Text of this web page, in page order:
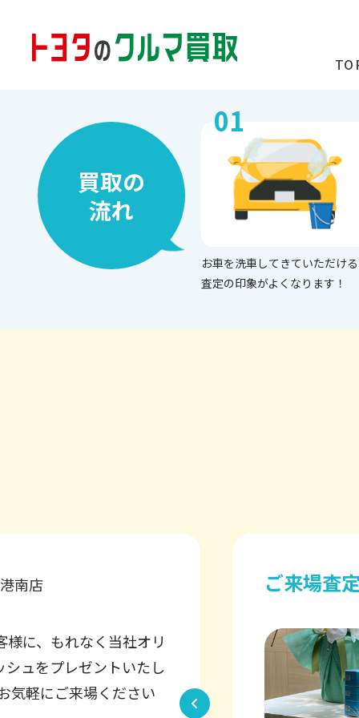
買取の
流れ
01
お車を洗車してきていただけ
査定の印象がよくなります！
査定をしていただくと、
ィッシュをプレゼントさ
！！ ご来場、スタッフ
ご来店査